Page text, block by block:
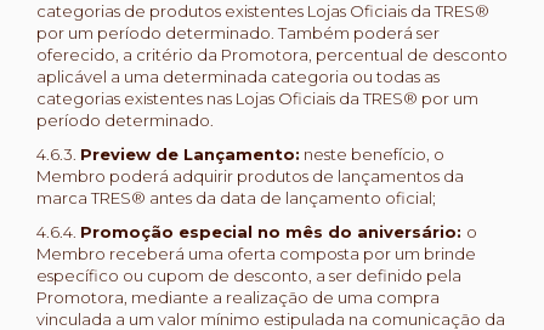
categorias de produtos existentes Lojas Oficiais da TRES®
por um período determinado. Também poderá ser
oferecido, a critério da Promotora, percentual de desconto
aplicável a uma determinada categoria ou todas as
categorias existentes nas Lojas Oficiais da TRES® por um
período determinado.
4.6.3. Preview de Lançamento: neste benefício, o
Membro poderá adquirir produtos de lançamentos da
marca TRES® antes da data de lançamento oficial;
4.6.4. Promoção especial no mês do aniversário: o
Membro receberá uma oferta composta por um brinde
específico ou cupom de desconto, a ser definido pela
Promotora, mediante a realização de uma compra
vinculada a um valor mínimo estipulada na comunicação da